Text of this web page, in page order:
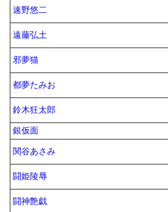
速野悠二
遠藤弘土
邪夢猫
都夢たみお
鈴木狂太郎
銀仮面
関谷あさみ
闘姫陵辱
闘神艶戯